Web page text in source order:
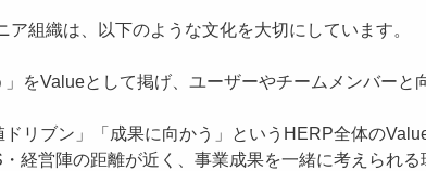
ア組織は、以下のような文化を大切にしています。
」をValueとして掲げ、ユーザーやチームメンバーと
ドリブン」「成果に向かう」というHERP全体の
経営陣の距離が近く、事業成果を一緒に考えられる